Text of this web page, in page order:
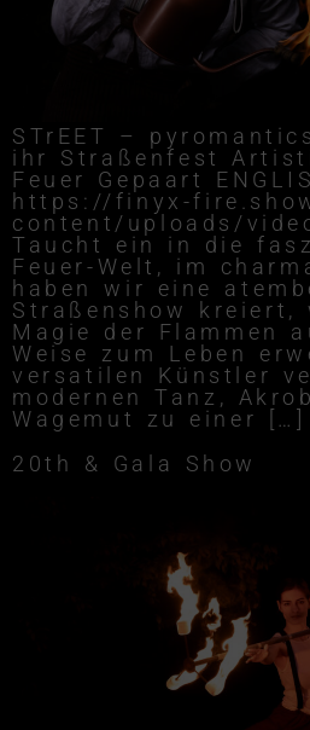
STrEET –
ihr Straßenfest
Feuer Gepaart
https://finyx-
content/uploads/
Taucht ein in die
Feuer-Welt, im
haben wir eine
Straßenshow kreiert,
Magie der Flammen
Weise zum Leben
versatilen Künstler
modernen Tanz,
Wagemut zu einer […]
20th & Gala Show